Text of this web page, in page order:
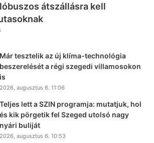
átszállásra kell
Már tesztelik az új klíma-technológia
beszerelését a régi szegedi villamosokon
is
2026, augusztus 6. 11:06
Teljes lett a SZIN programja: mutatjuk, hol
és kik pörgetik fel Szeged utolsó nagy
nyári buliját
2026, augusztus 6. 10:53